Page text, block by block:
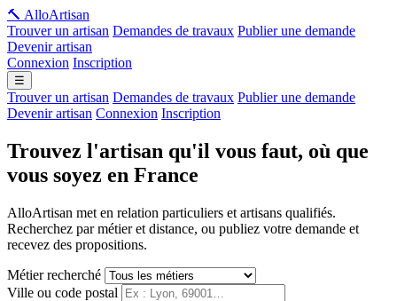
🔨 AlloArtisan
Trouver un artisan Demandes de travaux Publier une demande
Devenir artisan
Connexion Inscription
☰
Trouver un artisan Demandes de travaux Publier une demande
Devenir artisan Connexion Inscription
Trouvez l'artisan qu'il vous faut, où que
vous soyez en France
AlloArtisan met en relation particuliers et artisans qualifiés.
Recherchez par métier et distance, ou publiez votre demande et
recevez des propositions.
Métier recherché
Ville ou code postal